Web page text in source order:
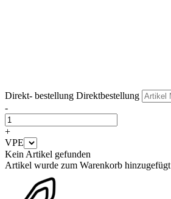
Direkt- bestellung Direktbestellung
-
+
VPE
Kein Artikel gefunden
Artikel wurde zum Warenkorb hinzugefügt